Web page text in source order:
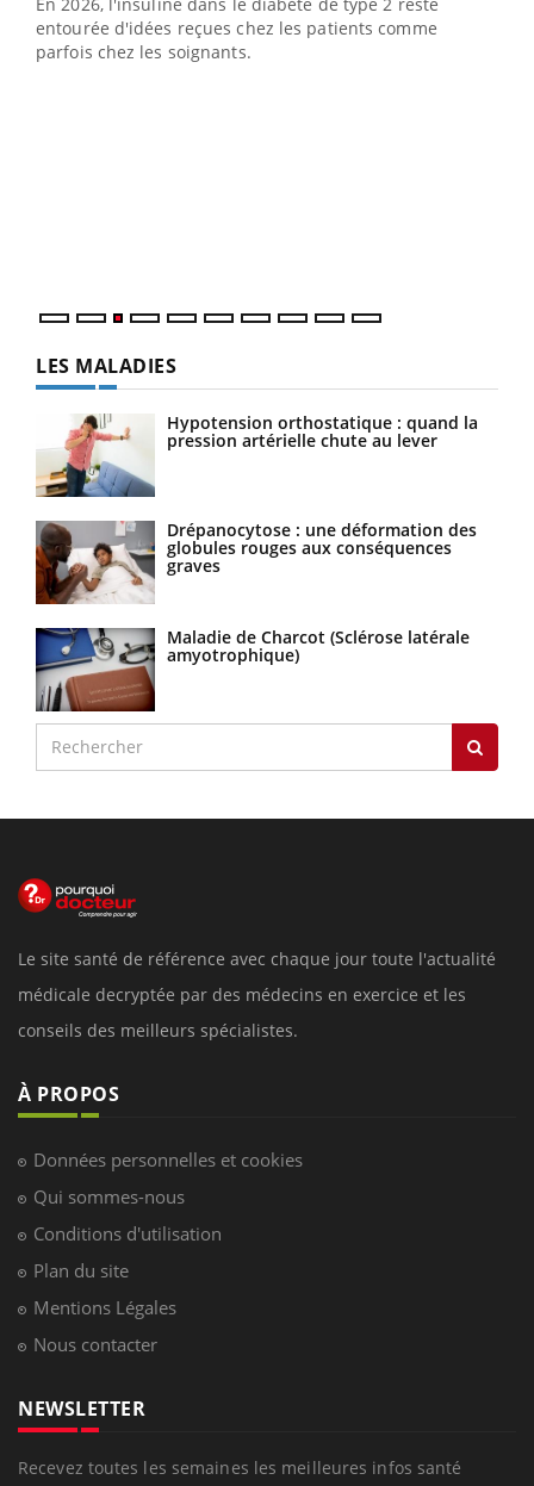
entourée d'idées reçues chez les patients comme
parfois chez les soignants.
LES MALADIES
Hypotension orthostatique : quand la
pression artérielle chute au lever
Drépanocytose : une déformation des
globules rouges aux conséquences
graves
Maladie de Charcot (Sclérose latérale
amyotrophique)
Le site santé de référence avec chaque jour toute l'actualité
médicale decryptée par des médecins en exercice et les
conseils des meilleurs spécialistes.
À PROPOS
Données personnelles et cookies
Qui sommes-nous
Conditions d'utilisation
Plan du site
Mentions Légales
Nous contacter
NEWSLETTER
Recevez toutes les semaines les meilleures infos santé